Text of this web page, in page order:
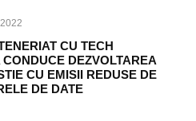
CU TECH
DEZVOLTAREA
CU EMISII REDUSE DE
DE DATE